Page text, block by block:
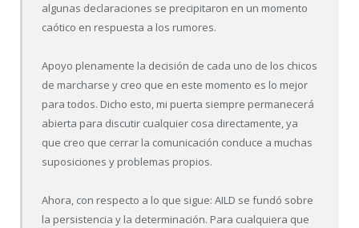
algunas declaraciones se precipitaron en un momento
caótico en respuesta a los rumores.
Apoyo plenamente la decisión de cada uno de los chicos
de marcharse y creo que en este momento es lo mejor
para todos. Dicho esto, mi puerta siempre permanecerá
abierta para discutir cualquier cosa directamente, ya
que creo que cerrar la comunicación conduce a muchas
suposiciones y problemas propios.
Ahora, con respecto a lo que sigue: AILD se fundó sobre
la persistencia y la determinación. Para cualquiera que